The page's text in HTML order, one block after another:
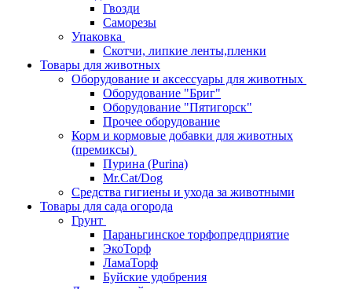
Гвозди
Саморезы
Упаковка
Скотчи, липкие ленты,пленки
Товары для животных
Оборудование и аксессуары для животных
Оборудование "Бриг"
Оборудование "Пятигорск"
Прочее оборудование
Корм и кормовые добавки для животных
(премиксы)
Пурина (Purina)
Mr.Cat/Dog
Средства гигиены и ухода за животными
Товары для сада огорода
Грунт
Параньгинское торфопредприятие
ЭкоТорф
ЛамаТорф
Буйские удобрения